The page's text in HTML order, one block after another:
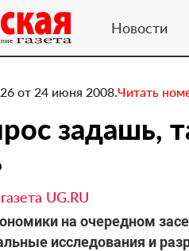
Новости
от 24 июня 2008.Читать
задашь,
UG.RU
на очередном
исследования и